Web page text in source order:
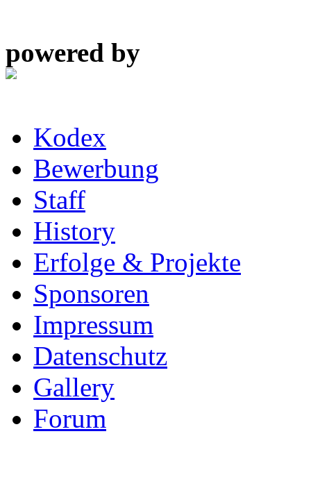
powered by
Kodex
Bewerbung
Staff
History
Erfolge & Projekte
Sponsoren
Impressum
Datenschutz
Gallery
Forum